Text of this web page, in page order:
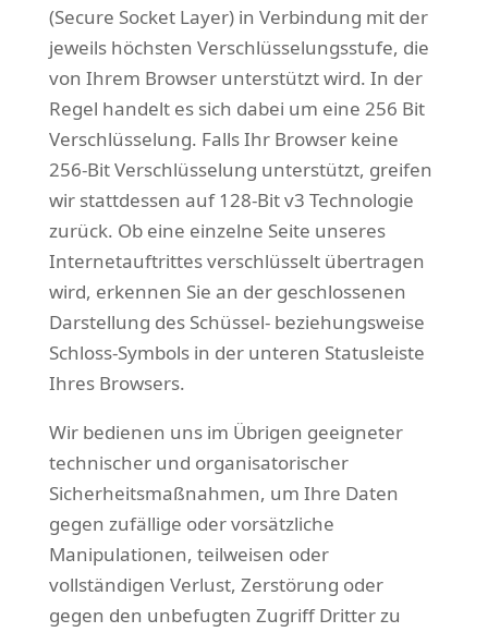
(Secure Socket Layer) in Verbindung mit der
jeweils höchsten Verschlüsselungsstufe, die
von Ihrem Browser unterstützt wird. In der
Regel handelt es sich dabei um eine 256 Bit
Verschlüsselung. Falls Ihr Browser keine
256-Bit Verschlüsselung unterstützt, greifen
wir stattdessen auf 128-Bit v3 Technologie
zurück. Ob eine einzelne Seite unseres
Internetauftrittes verschlüsselt übertragen
wird, erkennen Sie an der geschlossenen
Darstellung des Schüssel- beziehungsweise
Schloss-Symbols in der unteren Statusleiste
Ihres Browsers.
Wir bedienen uns im Übrigen geeigneter
technischer und organisatorischer
Sicherheitsmaßnahmen, um Ihre Daten
gegen zufällige oder vorsätzliche
Manipulationen, teilweisen oder
vollständigen Verlust, Zerstörung oder
gegen den unbefugten Zugriff Dritter zu